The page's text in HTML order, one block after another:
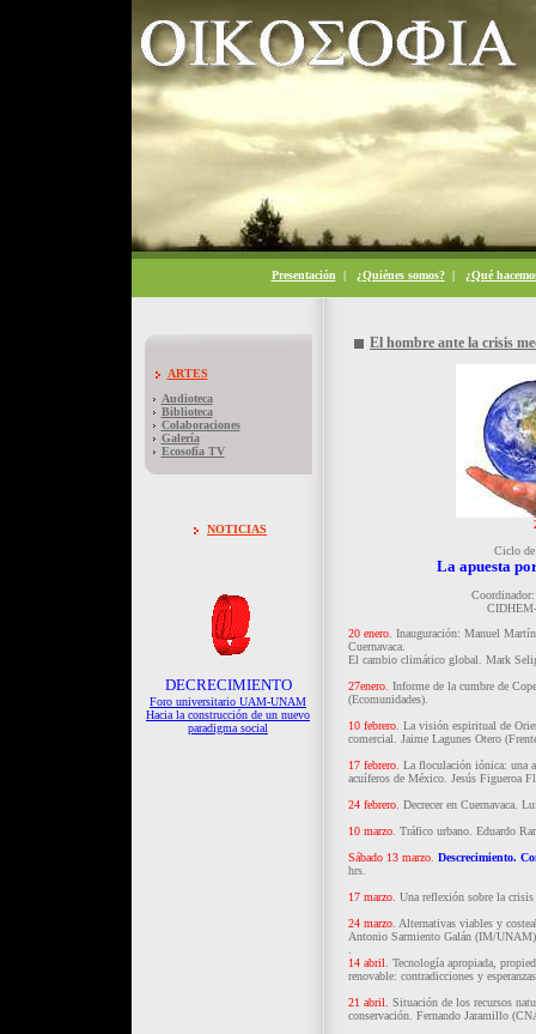
Presentación | ¿Quiénes somos?| ¿Qué
ARTES
Audioteca
Biblioteca
Colaboraciones
Galería
Ecosofía TV
NOTICIAS
DECRECIMIENTO
Foro universitario UAM-UNAM
Hacia la construcción de un nuevo
paradigma social
El hombre ante la crisis
Ciclo de
La apuesta
20 enero . Inauguración: Manuel
Cuernavaca.
El cambio climático global. Mark
27enero . Informe de la cumbre de
(Ecomunidades).
10 febrero . La visión espiritual de
comercial. Jaime Lagunes Otero
17 febrero . La floculación iónica: una
acuíferos de México. Jesús Figueroa
24 febrero . Decrecer en Cuernavaca.
10 marzo . Tráfico urbano. Eduardo
Sábado 13 marzo Descrecimiento.
hrs.
17 marzo . Una reflexión sobre la
24 marzo . Alternativas viables y
Antonio Sarmiento Galán (IM/
14 abril . Tecnología apropiada,
renovable: contradicciones y
21 abril.
Situación de los recursos
conservación. Fernando Jaramillo